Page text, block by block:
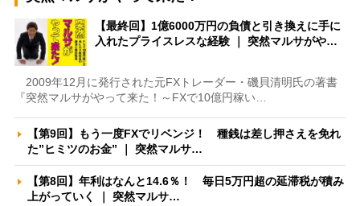
【最終回】1億6000万円の負債と引き換えに手に
入れたプライスレスな経験 ｜ 突然マルサがや…
2009年12月に発行された元FXトレーダー・磯貝清明氏の著書
『突然マルサがやって来た！～FXで10億円稼い…
【第9回】もう一度FXでリベンジ！ 種銭は差し押さえを免れ
た”ヒミツのお金” ｜ 突然マルサ…
【第8回】年利はなんと14.6％！ 毎日5万円超の延滞税が積み
上がっていく ｜ 突然マルサ…